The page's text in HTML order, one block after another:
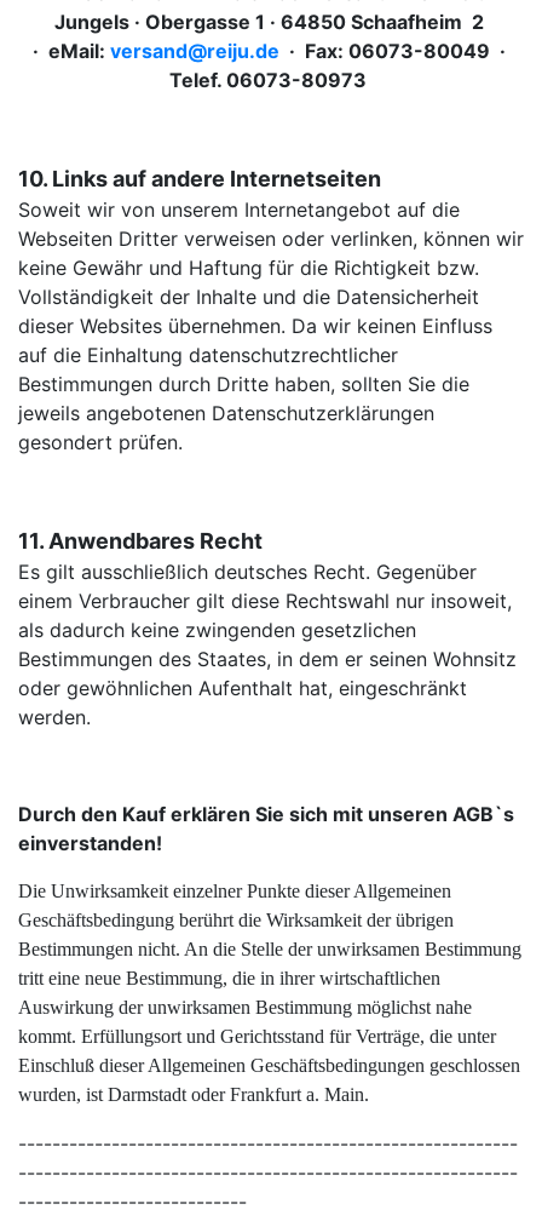
Jungels · Obergasse 1 · 64850 Schaafheim 2
· eMail: versand@reiju.de · Fax: 06073-80049 ·
Telef. 06073-80973
10. Links auf andere Internetseiten
Soweit wir von unserem Internetangebot auf die
Webseiten Dritter verweisen oder verlinken, können wir
keine Gewähr und Haftung für die Richtigkeit bzw.
Vollständigkeit der Inhalte und die Datensicherheit
dieser Websites übernehmen. Da wir keinen Einfluss
auf die Einhaltung datenschutzrechtlicher
Bestimmungen durch Dritte haben, sollten Sie die
jeweils angebotenen Datenschutzerklärungen
gesondert prüfen.
11. Anwendbares Recht
Es gilt ausschließlich deutsches Recht. Gegenüber
einem Verbraucher gilt diese Rechtswahl nur insoweit,
als dadurch keine zwingenden gesetzlichen
Bestimmungen des Staates, in dem er seinen Wohnsitz
oder gewöhnlichen Aufenthalt hat, eingeschränkt
werden.
Durch den Kauf erklären Sie sich mit unseren AGB`s
einverstanden!
Die Unwirksamkeit einzelner Punkte dieser Allgemeinen
Geschäftsbedingung berührt die Wirksamkeit der übrigen
Bestimmungen nicht. An die Stelle der unwirksamen Bestimmung
tritt eine neue Bestimmung, die in ihrer wirtschaftlichen
Auswirkung der unwirksamen Bestimmung möglichst nahe
kommt. Erfüllungsort und Gerichtsstand für Verträge, die unter
Einschluß dieser Allgemeinen Geschäftsbedingungen geschlossen
wurden, ist Darmstadt oder Frankfurt a. Main.
-----------------------------------------------------------
-----------------------------------------------------------
---------------------------